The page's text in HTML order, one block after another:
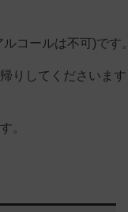
ルコールは不可)です
りしてくださいま
。